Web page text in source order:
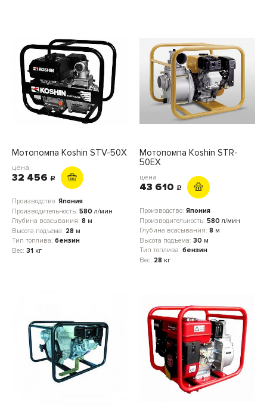
Мотопомпа Кoshin STV-50X
цена
32 456 c
Производство: Япония
Производительность: 580 л/мин
Глубина всасывания: 8 м
Высота подъема: 28 м
Тип топлива: бензин
Вес: 31 кг
Мотопомпа Кoshin STR-
50EX
цена
43 610 c
Производство: Япония
Производительность: 580 л/мин
Глубина всасывания: 8 м
Высота подъема: 30 м
Тип топлива: бензин
Вес: 28 кг